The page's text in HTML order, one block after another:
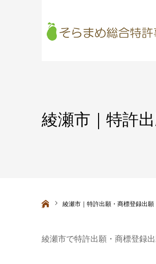
綾瀬市｜特許
ホーム 綾瀬市｜特許出願・商標登録出願
綾瀬市で特許出願・商標登録